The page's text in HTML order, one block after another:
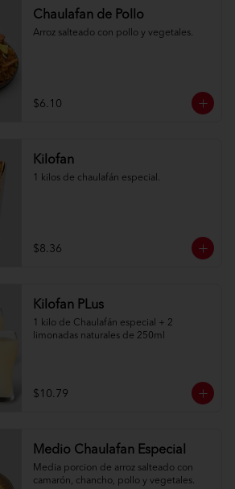
Chaulafan de Pollo
Arroz salteado con pollo y vegetales.
$6.10
Kilofan
1 kilos de chaulafán especial.
$8.36
Kilofan PLus
1 kilo de Chaulafán especial + 2
limonadas naturales de 250ml
$10.79
Medio Chaulafan Especial
Media porcion de arroz salteado con
camarón, chancho, pollo y vegetales.